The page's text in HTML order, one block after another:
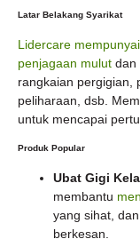
Latar Belakang Syarikat
Lidercare
penjagaan mulut dan
rangkaian pergigian,
peliharaan, dsb.
untuk mencapai
Produk Popular
Ubat Gigi
membantu
yang sihat,
berkesan.